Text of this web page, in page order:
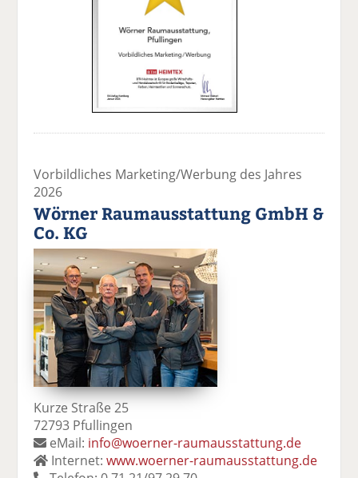
Vorbildliches Marketing/Werbung des Jahres
2026
Wörner Raumausstattung GmbH &
Co. KG
Kurze Straße 25
72793 Pfullingen
eMail: info@woerner-raumausstattung.de
Internet:www.woerner-raumausstattung.de